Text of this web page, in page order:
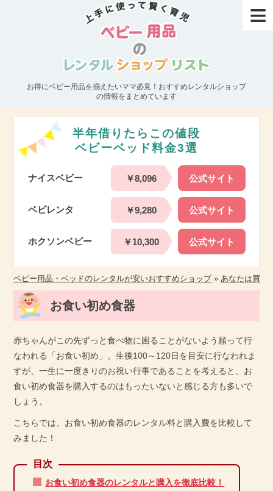
お得にベビー用品を揃えたいママ必見！おすすめレンタルショップ
の情報をまとめています
≡
半年借りたらこの値段
ベビーベッド料金3選
ナイスベビー ￥8,096 公式サイト
ベビレンタ ￥9,280 公式サイト
ホクソンベビー ￥10,300 公式サイト
ベビー用品・ベッドのレンタルが安いおすすめショップ»あなたは買う
お食い初め食器
赤ちゃんがこの先ずっと食べ物に困ることがないよう願って行
なわれる「お食い初め」。生後100～120日を目安に行なわれま
すが、一生に一度きりのお祝い行事であることを考えると、お
食い初め食器を購入するのはもったいないと感じる方も多いで
しょう。
こちらでは、お食い初め食器のレンタル料と購入費を比較して
みました！
お食い初め食器のレンタルと購入を徹底比較！